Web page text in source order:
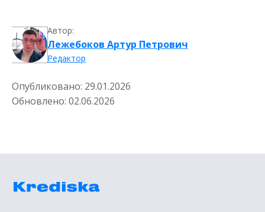
Автор:
Лежебоков Артур Петрович
Редактор
Опубликовано: 29.01.2026
Обновлено: 02.06.2026